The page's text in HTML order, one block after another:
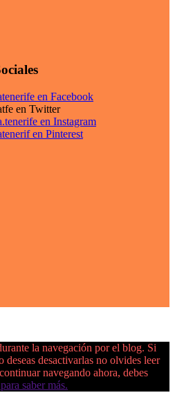
en Facebook
en Twitter
en Instagram
en Pinterest
la navegación por el blog. Si
deseas desactivarlas no olvides leer
navegando ahora, debes
saber más.